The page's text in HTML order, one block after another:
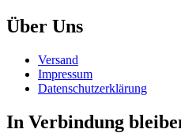
Über Uns
Versand
Impressum
Daten­schutz­erklärung
In Verbindung